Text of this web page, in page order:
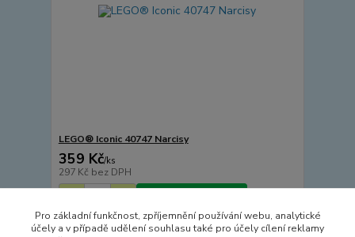
LEGO® Iconic 40747 Narcisy
359 Kč/ks
297 Kč bez DPH
Pro základní funkčnost, zpříjemnění používání webu, analytické
účely a v případě udělení souhlasu také pro účely cílení reklamy